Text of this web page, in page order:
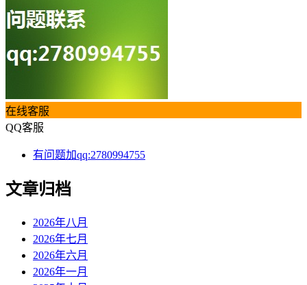
在线客服
QQ客服
有问题加qq:2780994755
文章归档
2026年八月
2026年七月
2026年六月
2026年一月